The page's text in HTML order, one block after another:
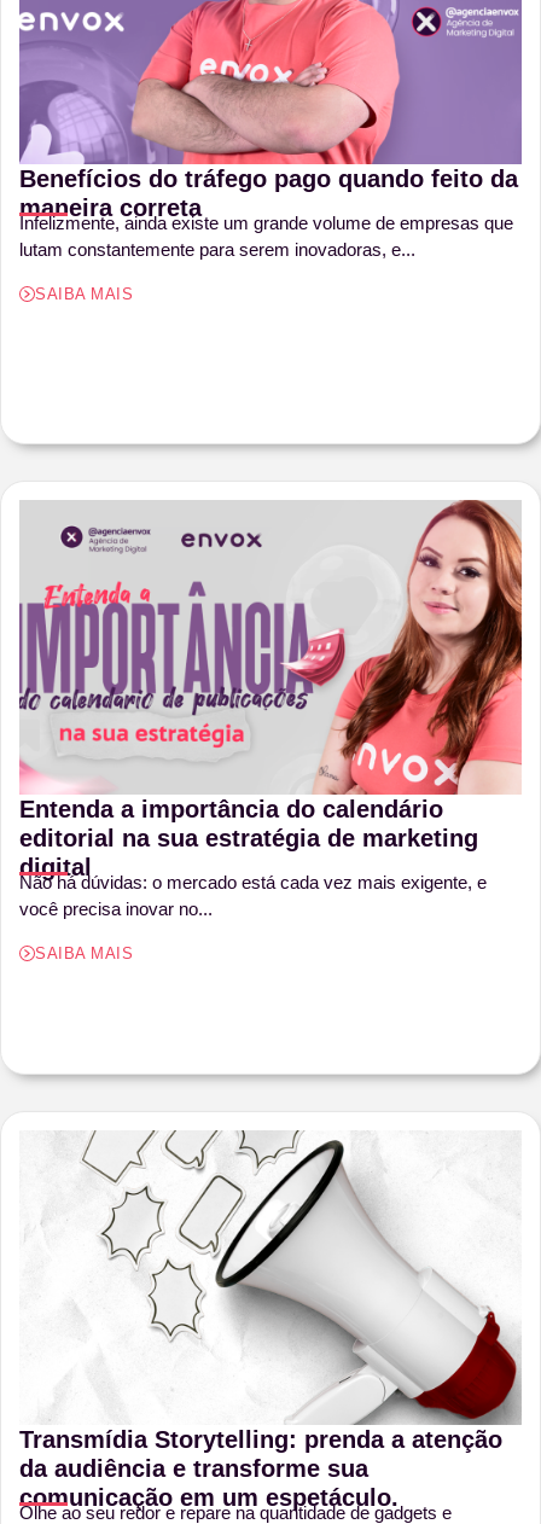
Benefícios do tráfego pago quando feito da
maneira correta
Infelizmente, ainda existe um grande volume de empresas que
lutam constantemente para serem inovadoras, e...
SAIBA MAIS
Entenda a importância do calendário
editorial na sua estratégia de marketing
digital
Não há dúvidas: o mercado está cada vez mais exigente, e
você precisa inovar no...
SAIBA MAIS
Transmídia Storytelling: prenda a atenção
da audiência e transforme sua
comunicação em um espetáculo.
Olhe ao seu redor e repare na quantidade de gadgets e